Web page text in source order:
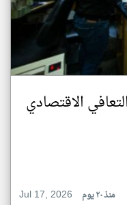
الاقتصادي
Jul 17, 2026
منذ ٢٠ يوم